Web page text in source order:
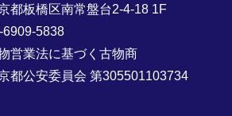
都板橋区南常盤台2-4-18 1F
6909-5838
営業法に基づく古物商
都公安委員会 第305501103734